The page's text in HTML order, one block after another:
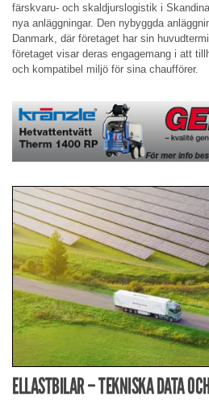
färskvaru- och skaldjurslogistik i
nya anläggningar. Den nybyggda
Danmark, där företaget har sin
företaget visar deras engagemang i att
och kompatibel miljö för sina chaufförer.
ELLASTBILAR – TEKNISKA DATA